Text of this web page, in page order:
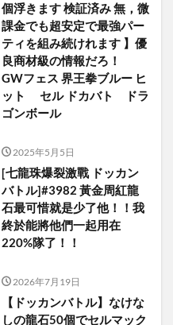
個浮きます 検証済み 無，微
課金でも超安定で最強パー
ティを組み続けれます 】優
良商材級の情報だろ！
GWフェス 界王拳ブルー ヒ
ット セル ドカバト ドラ
ゴンボール
2025年5月5日
[七龍珠爆裂激戰 ドッカン
バトル]#3982 黃金周紅龍
石最可惜就是少了他！！我
終於能將他們一起用在
220%隊了！！
2026年7月19日
【ドッカンバトル】なけな
しの龍石50個でセルマック